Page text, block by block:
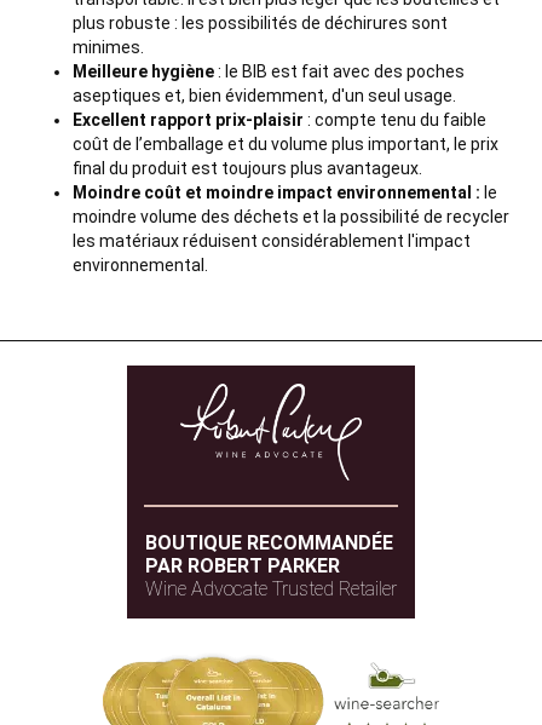
plus robuste : les possibilités de déchirures sont
minimes.
Meilleure hygiène: le BIB est fait avec des poches
aseptiques et, bien évidemment, d'un seul usage.
Excellent rapport prix-plaisir : compte tenu du faible
coût de l’emballage et du volume plus important, le prix
final du produit est toujours plus avantageux.
Moindre coût et moindre impact environnemental : le
moindre volume des déchets et la possibilité de recycler
les matériaux réduisent considérablement l'impact
environnemental.
BOUTIQUE RECOMMANDÉE
PAR ROBERT PARKER
Wine Advocate Trusted Retailer